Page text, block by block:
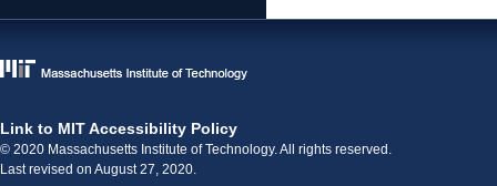
Link to MIT Accessibility Policy
© 2020 Massachusetts Institute of Technology. All rights reserved.
Last revised on August 27, 2020.